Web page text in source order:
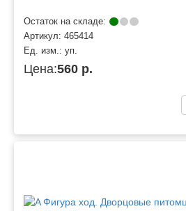
Остаток на складе:
Артикул: 465414
Ед. изм.: уп.
Цена:560 р.